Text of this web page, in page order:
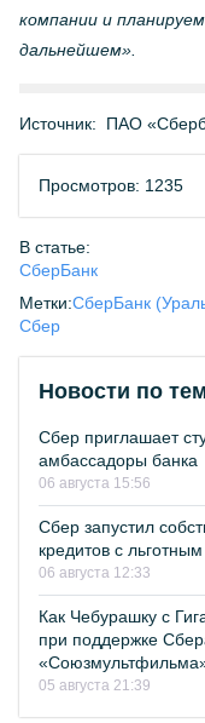
компании и
дальнейшем».
Источник: ПАО
Просмотров: 1235
В статье:
СберБанк
Метки:СберБанк
Сбер
Новости по
Сбер приглашает
амбассадоры банка
06 августа 15:56
Сбер запустил
кредитов с
06 августа 12:33
Как Чебурашку с
при поддержке
05 августа 21:39